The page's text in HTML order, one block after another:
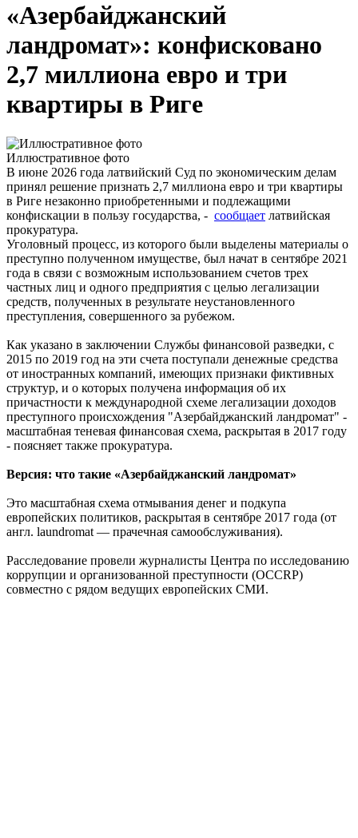
«Азербайджанский
ландромат»: конфисковано
2,7 миллиона евро и три
квартиры в Риге
Иллюстративное фото
В июне 2026 года латвийский Суд по экономическим делам
принял решение признать 2,7 миллиона евро и три квартиры
в Риге незаконно приобретенными и подлежащими
конфискации в пользу государства, - сообщает латвийская
прокуратура.
Уголовный процесс, из которого были выделены материалы о
преступно полученном имуществе, был начат в сентябре 2021
года в связи с возможным использованием счетов трех
частных лиц и одного предприятия с целью легализации
средств, полученных в результате неустановленного
преступления, совершенного за рубежом.
Как указано в заключении Службы финансовой разведки, с
2015 по 2019 год на эти счета поступали денежные средства
от иностранных компаний, имеющих признаки фиктивных
структур, и о которых получена информация об их
причастности к международной схеме легализации доходов
преступного происхождения "Азербайджанский ландромат" -
масштабная теневая финансовая схема, раскрытая в 2017 году
- поясняет также прокуратура.
Версия: что такие «Азербайджанский ландромат»
Это масштабная схема отмывания денег и подкупа
европейских политиков, раскрытая в сентябре 2017 года (от
англ. laundromat — прачечная самообслуживания).
Расследование провели журналисты Центра по исследованию
коррупции и организованной преступности (OCCRP)
совместно с рядом ведущих европейских СМИ.